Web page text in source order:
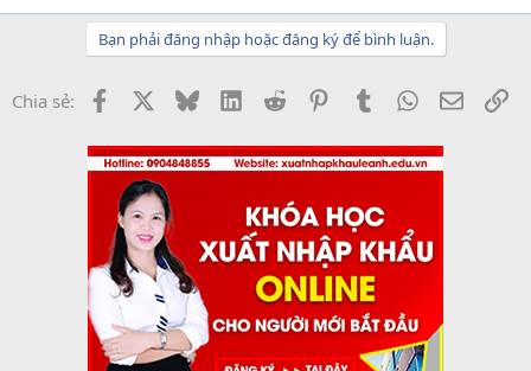
Bạn phải đăng nhập hoặc đăng ký để bình luận.
Chia sẻ: Facebook BlueskyLinkedInReddit PinterestTumblrWhatsApp
Email